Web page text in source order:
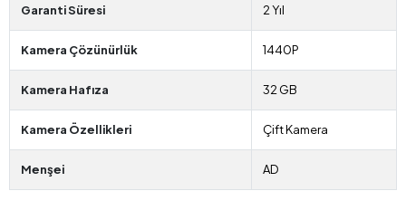
Garanti Süresi 2 Yıl
Kamera Çözünürlük 1440P
Kamera Hafıza 32 GB
Kamera Özellikleri Çift Kamera
Menşei AD